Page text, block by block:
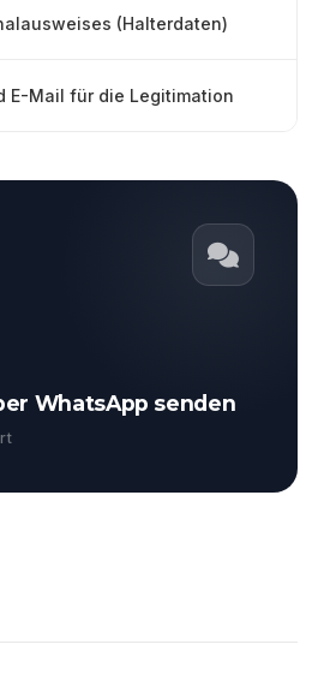
(Halterdaten)
E-Mail für die Legitimation
WhatsApp senden